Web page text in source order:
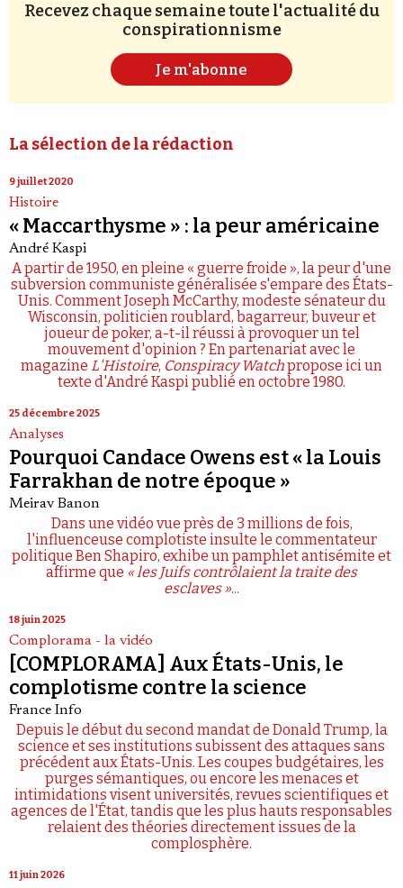
Recevez chaque semaine toute l'actualité du
conspirationnisme
Je m'abonne
La sélection de la rédaction
9 juillet 2020
Histoire
« Maccarthysme » : la peur américaine
André Kaspi
A partir de 1950, en pleine « guerre froide », la peur d'une
subversion communiste généralisée s'empare des États-
Unis. Comment Joseph McCarthy, modeste sénateur du
Wisconsin, politicien roublard, bagarreur, buveur et
joueur de poker, a-t-il réussi à provoquer un tel
mouvement d'opinion ? En partenariat avec le
magazine L'Histoire, Conspiracy Watchpropose ici un
texte d'André Kaspi publié en octobre 1980.
25 décembre 2025
Analyses
Pourquoi Candace Owens est « la Louis
Farrakhan de notre époque »
Meirav Banon
Dans une vidéo vue près de 3 millions de fois,
l'influenceuse complotiste insulte le commentateur
politique Ben Shapiro, exhibe un pamphlet antisémite et
affirme que « les Juifs contrôlaient la traite des
esclaves »...
18 juin 2025
Complorama - la vidéo
[COMPLORAMA] Aux États-Unis, le
complotisme contre la science
France Info
Depuis le début du second mandat de Donald Trump, la
science et ses institutions subissent des attaques sans
précédent aux États-Unis. Les coupes budgétaires, les
purges sémantiques, ou encore les menaces et
intimidations visent universités, revues scientifiques et
agences de l'État, tandis que les plus hauts responsables
relaient des théories directement issues de la
complosphère.
11 juin 2026